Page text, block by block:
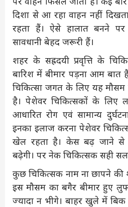
दिशा से आ रहा वाहन नहीं
रहता हैं। ऐसे हालात बनने पर
सावधानी बेहद जरूरी हैं।
शहर के सह्रदयी प्रवृत्ति के
बारिश में बीमार पड़ना आम बात
चिकित्सा जगत के लिए यह मौसम
है। पेशेवर चिकित्सकों के लिए
आधारित रोग एवं सामान्य
इनका इलाज करना पेशेवर
खेल रहता है। केस बढ़ जाने से
बढ़ेगी। पर नेक चिकित्सक सही
कुछ चिकित्सक नाम ना छापने
इस मौसम का बगैर बीमार हुए
ज्यादा न भीगे। बाहर खुले में बिक